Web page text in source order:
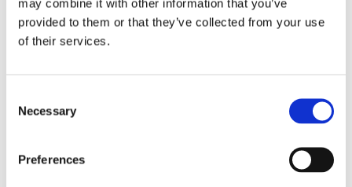
may combine it with other information that you’ve
provided to them or that they’ve collected from your use
of their services.
Selection
Necessary
Preferences